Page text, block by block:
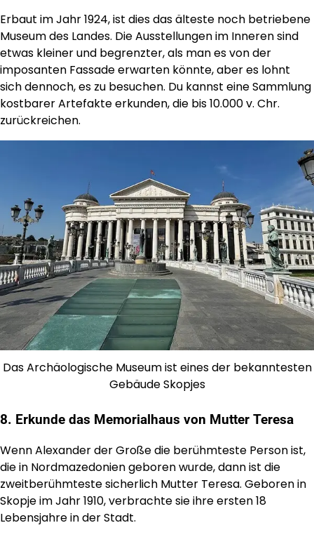
Erbaut im Jahr 1924, ist dies das älteste noch betriebene
Museum des Landes. Die Ausstellungen im Inneren sind
etwas kleiner und begrenzter, als man es von der
imposanten Fassade erwarten könnte, aber es lohnt
sich dennoch, es zu besuchen. Du kannst eine Sammlung
kostbarer Artefakte erkunden, die bis 10.000 v. Chr.
zurückreichen.
Das Archäologische Museum ist eines der bekanntesten
Gebäude Skopjes
8. Erkunde das Memorialhaus von Mutter Teresa
Wenn Alexander der Große die berühmteste Person ist,
die in Nordmazedonien geboren wurde, dann ist die
zweitberühmteste sicherlich Mutter Teresa. Geboren in
Skopje im Jahr 1910, verbrachte sie ihre ersten 18
Lebensjahre in der Stadt.